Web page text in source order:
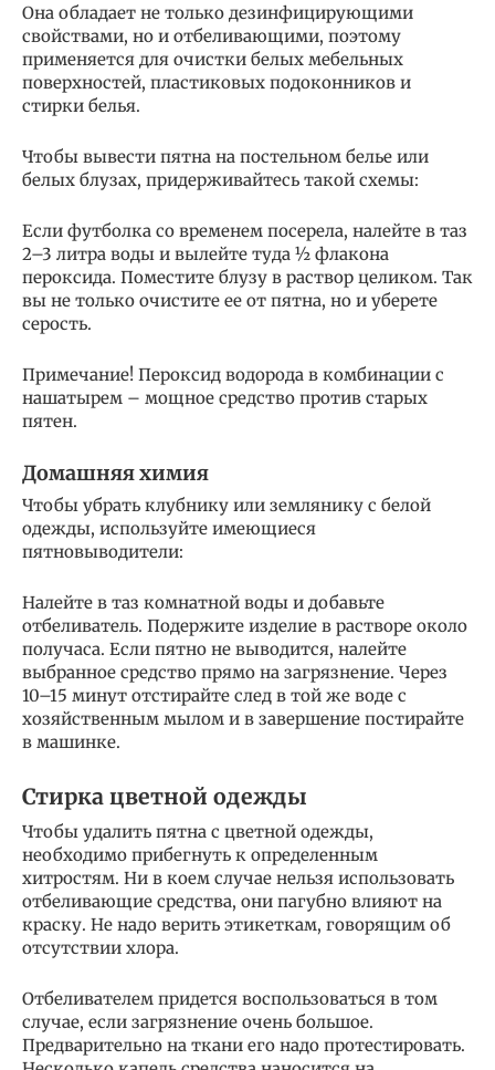
Она обладает не только дезинфицирующими
свойствами, но и отбеливающими, поэтому
применяется для очистки белых мебельных
поверхностей, пластиковых подоконников и
стирки белья.
Чтобы вывести пятна на постельном белье или
белых блузах, придерживайтесь такой схемы:
Если футболка со временем посерела, налейте в таз
2–3 литра воды и вылейте туда ½ флакона
пероксида. Поместите блузу в раствор целиком. Так
вы не только очистите ее от пятна, но и уберете
серость.
Примечание! Пероксид водорода в комбинации с
нашатырем – мощное средство против старых
пятен.
Домашняя химия
Чтобы убрать клубнику или землянику с белой
одежды, используйте имеющиеся
пятновыводители:
Налейте в таз комнатной воды и добавьте
отбеливатель. Подержите изделие в растворе около
получаса. Если пятно не выводится, налейте
выбранное средство прямо на загрязнение. Через
10–15 минут отстирайте след в той же воде с
хозяйственным мылом и в завершение постирайте
в машинке.
Стирка цветной одежды
Чтобы удалить пятна с цветной одежды,
необходимо прибегнуть к определенным
хитростям. Ни в коем случае нельзя использовать
отбеливающие средства, они пагубно влияют на
краску. Не надо верить этикеткам, говорящим об
отсутствии хлора.
Отбеливателем придется воспользоваться в том
случае, если загрязнение очень большое.
Предварительно на ткани его надо протестировать.